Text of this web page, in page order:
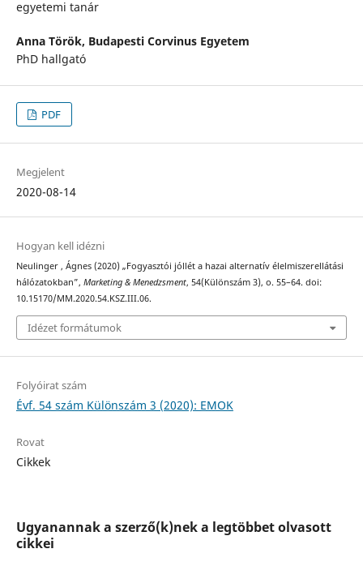
egyetemi tanár
Anna Török, Budapesti Corvinus Egyetem
PhD hallgató
PDF
Megjelent
2020-08-14
Hogyan kell idézni
Neulinger , Ágnes (2020) „Fogyasztói jóllét a hazai alternatív élelmiszerellátási
hálózatokban”, Marketing & Menedzsment, 54(Különszám 3), o. 55–64. doi:
10.15170/MM.2020.54.KSZ.III.06.
Idézet formátumok
Folyóirat szám
Évf. 54 szám Különszám 3 (2020): EMOK
Rovat
Cikkek
Ugyanannak a szerző(k)nek a legtöbbet olvasott
cikkei